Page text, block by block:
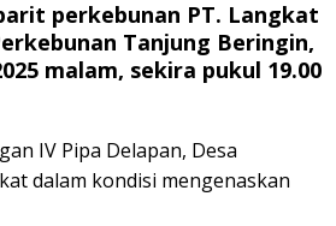
perkebunan PT. Langkat
Tanjung Beringin,
malam, sekira pukul 19.00
IV Pipa Delapan, Desa
dalam kondisi mengenaskan